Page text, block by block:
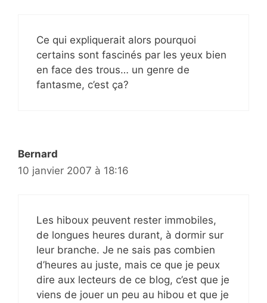
Ce qui expliquerait alors pourquoi
certains sont fascinés par les yeux bien
en face des trous… un genre de
fantasme, c’est ça?
Bernard
10 janvier 2007 à 18:16
Les hiboux peuvent rester immobiles,
de longues heures durant, à dormir sur
leur branche. Je ne sais pas combien
d’heures au juste, mais ce que je peux
dire aux lecteurs de ce blog, c’est que je
viens de jouer un peu au hibou et que je